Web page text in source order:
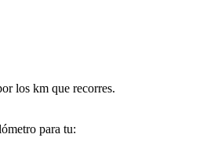
los km que recorres.
para tu: